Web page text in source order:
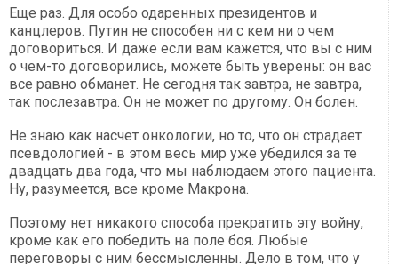
Еще раз. Для особо одаренных президентов и
канцлеров. Путин не способен ни с кем ни о чем
договориться. И даже если вам кажется, что вы с ним
о чем-то договорились, можете быть уверены: он вас
все равно обманет. Не сегодня так завтра, не завтра,
так послезавтра. Он не может по другому. Он болен.
Не знаю как насчет онкологии, но то, что он страдает
псевдологией - в этом весь мир уже убедился за те
двадцать два года, что мы наблюдаем этого пациента.
Ну, разумеется, все кроме Макрона.
Поэтому нет никакого способа прекратить эту войну,
кроме как его победить на поле боя. Любые
переговоры с ним бессмысленны. Дело в том, что у